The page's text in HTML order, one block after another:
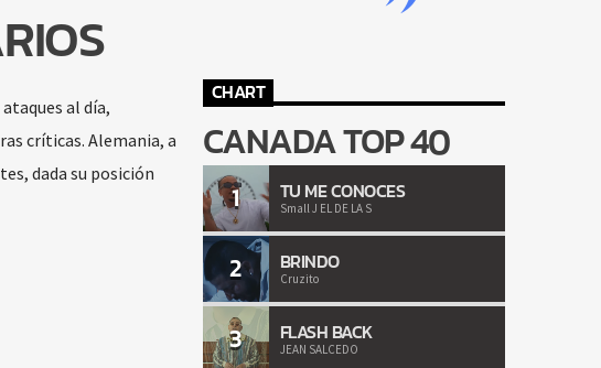
al día,
críticas. Alemania, a
dada su posición
CHART
CANADA TOP 40
1 TU ME CONOCES
Small J EL DE LA S
2 BRINDO
Cruzito
3 FLASH BACK
JEAN SALCEDO